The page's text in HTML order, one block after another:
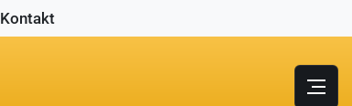
Kontakt